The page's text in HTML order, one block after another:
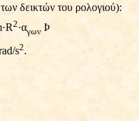
δεικτών του ρολογιού):
·R2·αγων Þ
s2.